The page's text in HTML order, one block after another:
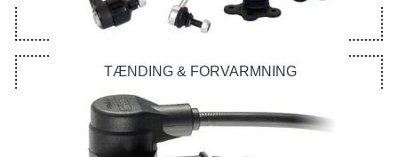
TÆNDING & FORVARMNING